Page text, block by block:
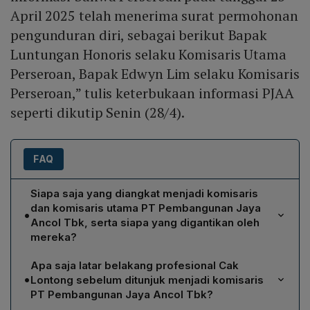
April 2025 telah menerima surat permohonan
pengunduran diri, sebagai berikut Bapak
Luntungan Honoris selaku Komisaris Utama
Perseroan, Bapak Edwyn Lim selaku Komisaris
Perseroan,” tulis keterbukaan informasi PJAA
seperti dikutip Senin (28/4).
FAQ
•
Siapa saja yang diangkat menjadi komisaris
dan komisaris utama PT Pembangunan Jaya
Ancol Tbk, serta siapa yang digantikan oleh
mereka?
Dalam RUPS, PT Pembangunan Jaya Ancol Tbk
mengangkat Lies Hartono (Cak Lontong) sebagai
komisaris dan Irfan Setiaputra sebagai Komisaris Utama.
Irfan menggantikan Luntungan Honoris yang
•
Apa saja latar belakang profesional Cak
Lontong sebelum ditunjuk menjadi komisaris
PT Pembangunan Jaya Ancol Tbk?